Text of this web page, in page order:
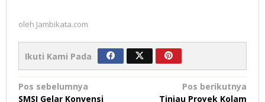
oleh Jambikata.com
Ikuti Kami Pada
Navigasi
Pos sebelumnya
SMSI Gelar Konvensi
Pos berikutnya
Tinjau Proyek Kolam